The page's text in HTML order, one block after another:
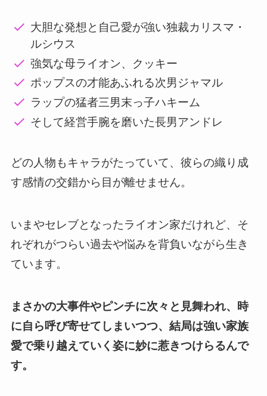
大胆な発想と自己愛が強い独裁カリスマ・
ルシウス
強気な母ライオン、クッキー
ポップスの才能あふれる次男ジャマル
ラップの猛者三男末っ子ハキーム
そして経営手腕を磨いた長男アンドレ
どの人物もキャラがたっていて、彼らの織り成
す感情の交錯から目が離せません。
いまやセレブとなったライオン家だけれど、そ
れぞれがつらい過去や悩みを背負いながら生き
ています。
まさかの大事件やピンチに次々と見舞われ、時
に自ら呼び寄せてしまいつつ、結局は強い家族
愛で乗り越えていく姿に妙に惹きつけらるんで
す。